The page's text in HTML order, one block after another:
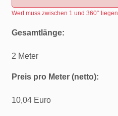
Wert muss zwischen 1 und 360° liegen
Gesamtlänge:
2 Meter
Preis pro Meter (netto):
10,04 Euro